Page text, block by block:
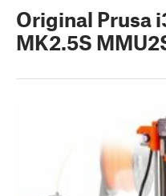
Original Prusa
MK2.5S